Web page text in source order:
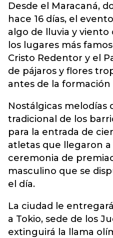
Desde el Maracaná,
hace 16 días, el
algo de lluvia y viento
los lugares más
Cristo Redentor y el
de pájaros y flores
antes de la formación
Nostálgicas melodías
tradicional de los
para la entrada de
atletas que llegaron a
ceremonia de
masculino que se
el día.
La ciudad le
a Tokio, sede de los
extinguirá la llama